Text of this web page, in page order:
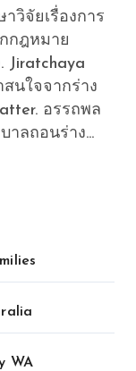
กฎหมาย
Jiratchaya
สนใจจากร่าง
อรรถพล
าลถอนร่าง...
WA